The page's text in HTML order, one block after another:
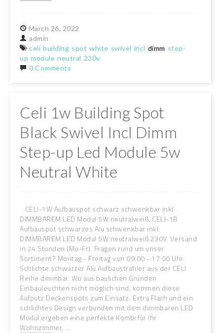
March 26, 2022
admin
celi building spot white swivel incl dimm step-
up module neutral 230v
0 Comments
Celi 1w Building Spot
Black Swivel Incl Dimm
Step-up Led Module 5w
Neutral White
CELI-1W Aufbauspot schwarz schwenkbar inkl.
DIMMBAREM LED Modul 5W neutralweiß. CELI-1B
Aufbauspot schwarzes Alu schwenkbar inkl.
DIMMBAREM LED Modul 5W neutralweiß 230V. Versand
in 24 Stunden (Mo-Fr). Fragen rund um unser
Sortiment? Montag - Freitag von 09:00 - 17:00 Uhr.
Schlichte schwarzer Alu Aufbaustrahler aus der CELI
Reihe dimmbar. Wo aus baulichen Gründen
Einbauleuchten nicht möglich sind, kommen diese
Aufputz Deckenspots zum Einsatz. Extra Flach und ein
schlichtes Design verbunden mit dem dimmbaren LED
Modul ergeben eine perfekte Kombi für Ihr
Wohnzimmer, ...